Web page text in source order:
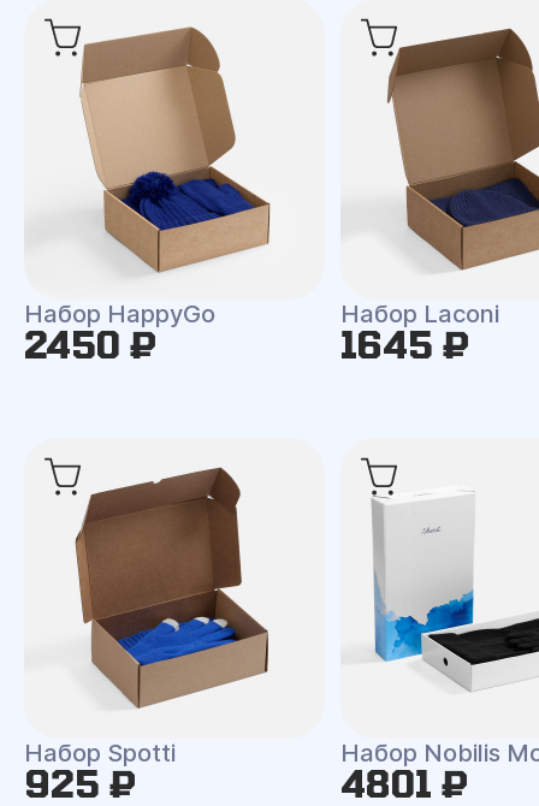
Набор HappyGo
2450 ₽
Набор Laconi
1645 ₽
Набор Spotti
925 ₽
Набор Nobilis
4801 ₽